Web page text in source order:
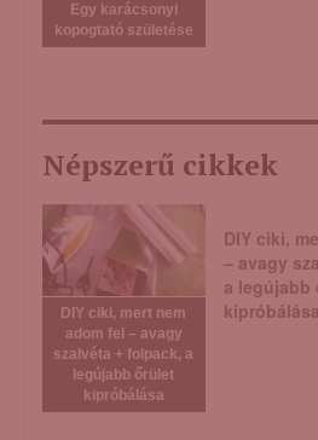
Egy karácsonyi
kopogtató születése
Népszerű cikkek
DIY ciki, mert nem
adom fel – avagy
szalvéta + folpack, a
legújabb őrület
kipróbálása
DIY ciki,
– avagy
a legújabb
kipróbálása